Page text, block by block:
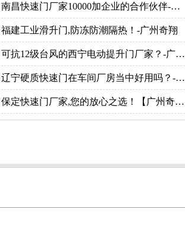
翔】
南昌快速门厂家10000加企业的合作伙伴-广
州奇翔
福建工业滑升门,防冻防潮隔热！-广州奇翔
可抗12级台风的西宁电动提升门厂家？-广州
奇翔
辽宁硬质快速门在车间厂房当中好用吗？-广
州奇翔
保定快速门厂家,您的放心之选！【广州奇